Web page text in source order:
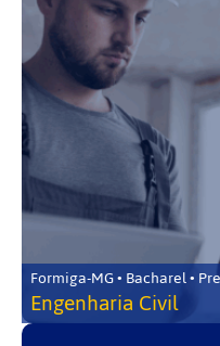
Formiga-MG • Bacharel •
Engenharia Civil